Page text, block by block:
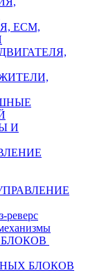
ECM,
И
реверс
БЛОКОВ